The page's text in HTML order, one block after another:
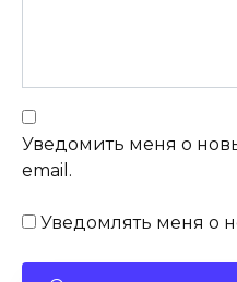
Уведомить меня о
email.
Уведомлять меня о